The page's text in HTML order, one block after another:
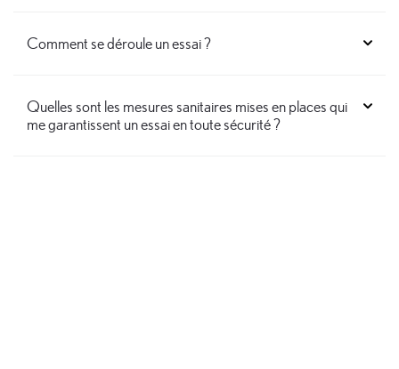
Comment se déroule un essai ?
Quelles sont les mesures sanitaires mises en places qui
me garantissent un essai en toute sécurité ?